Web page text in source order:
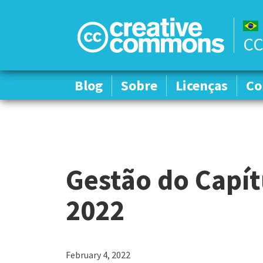
Blog Sobre Licenças
Blog Sobre Licenças
Gestão do
2022
February 4, 2022